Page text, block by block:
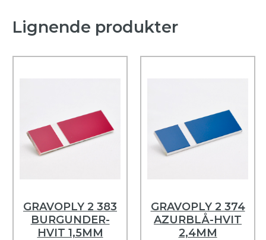
Lignende produkter
GRAVOPLY 2 383
BURGUNDER-
HVIT 1,5MM
GRAVOPLY 2 374
AZURBLÅ-HVIT
2,4MM